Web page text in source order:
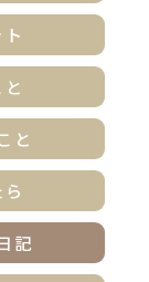
と
記